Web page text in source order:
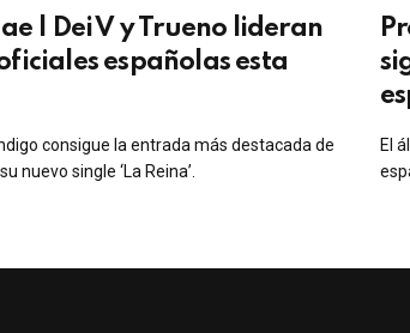
| Dei V y Trueno lideran
españolas esta
consigue la entrada más destacada de
nuevo single ‘La Reina’.
El